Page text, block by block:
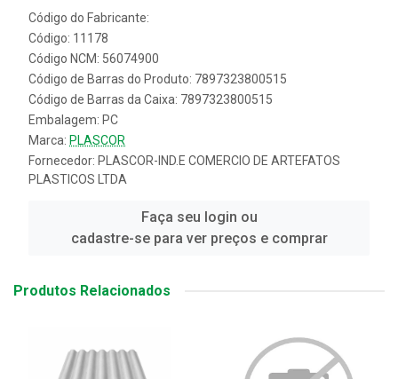
Código do Fabricante:
Código: 11178
Código NCM: 56074900
Código de Barras do Produto: 7897323800515
Código de Barras da Caixa: 7897323800515
Embalagem: PC
Marca: PLASCOR
Fornecedor: PLASCOR-IND.E COMERCIO DE ARTEFATOS
PLASTICOS LTDA
Faça seu login ou
cadastre-se para ver preços e comprar
Produtos Relacionados